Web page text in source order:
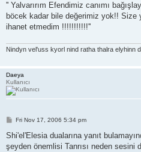
'' Yalvarırım Efendimiz canımı
böcek kadar bile değerimiz yok!! Size
ihanet etmedim !!!!!!!!!!!''
Nindyn vel'uss kyorl nind ratha thalra elyhinn
Daeya
Kullanıcı
P
s
Fri Nov 17, 2006 5:34 pm
Shi'el'Elesia dualarına yanıt
şeyden önemlisi Tanrısı neden sesini